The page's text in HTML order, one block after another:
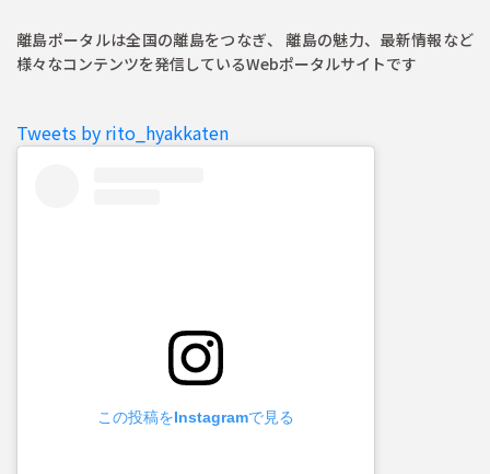
離島ポータルは全国の離島をつなぎ、 離島の魅力、最新情報など
様々なコンテンツを発信しているWebポータルサイトです
Tweets by rito_hyakkaten
この投稿をInstagramで見る